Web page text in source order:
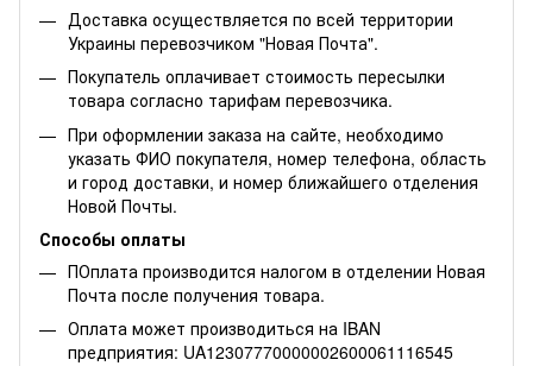
Доставка осуществляется по всей территории
Украины перевозчиком "Новая Почта".
Покупатель оплачивает стоимость пересылки
товара согласно тарифам перевозчика.
При оформлении заказа на сайте, необходимо
указать ФИО покупателя, номер телефона, область
и город доставки, и номер ближайшего отделения
Новой Почты.
Способы оплаты
ПОплата производится налогом в отделении Новая
Почта после получения товара.
Оплата может производиться на IBAN
предприятия: UA12307770000002600061116545